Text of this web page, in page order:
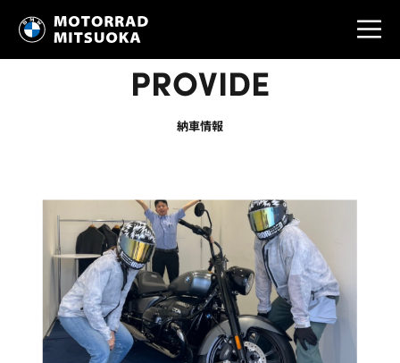
PROVIDE
納車情報